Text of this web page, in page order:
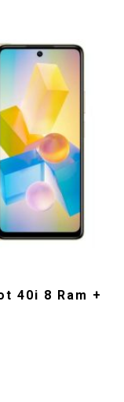
40i 8 Ram +